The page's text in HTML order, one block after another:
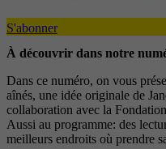
S'abonner
À découvrir dans notre
Dans ce numéro, on vous
aînés, une idée originale de
collaboration avec la
Aussi au programme: des
meilleurs endroits où prendre